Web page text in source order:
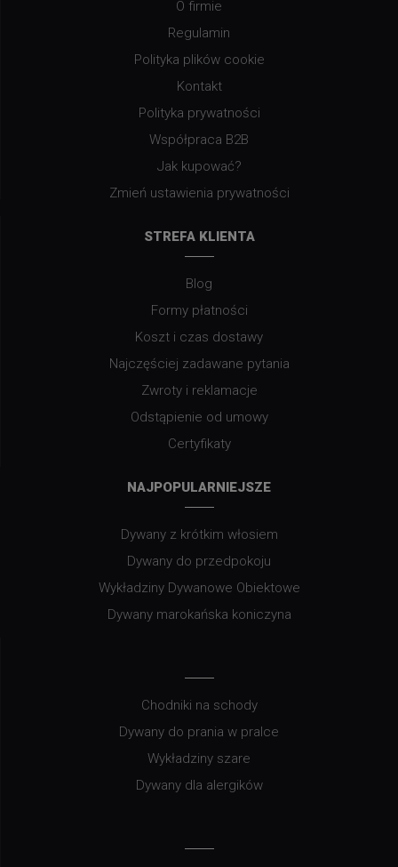
O firmie
Regulamin
Polityka plików cookie
Kontakt
Polityka prywatności
Współpraca B2B
Jak kupować?
Zmień ustawienia prywatności
STREFA KLIENTA
Blog
Formy płatności
Koszt i czas dostawy
Najczęściej zadawane pytania
Zwroty i reklamacje
Odstąpienie od umowy
Certyfikaty
NAJPOPULARNIEJSZE
Dywany z krótkim włosiem
Dywany do przedpokoju
Wykładziny Dywanowe Obiektowe
Dywany marokańska koniczyna
Chodniki na schody
Dywany do prania w pralce
Wykładziny szare
Dywany dla alergików